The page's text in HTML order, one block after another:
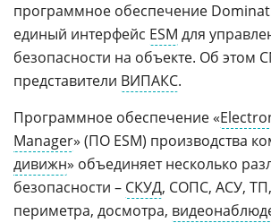
программное обеспечение
единый интерфейс ESM для
безопасности на объекте. Об этом
представители ВИПАКС.
Программное обеспечение «
Manager» (ПО ESM) производства
дивижн» объединяет несколько
безопасности – СКУД, СОПС, АСУ, ТП,
периметра, досмотра,